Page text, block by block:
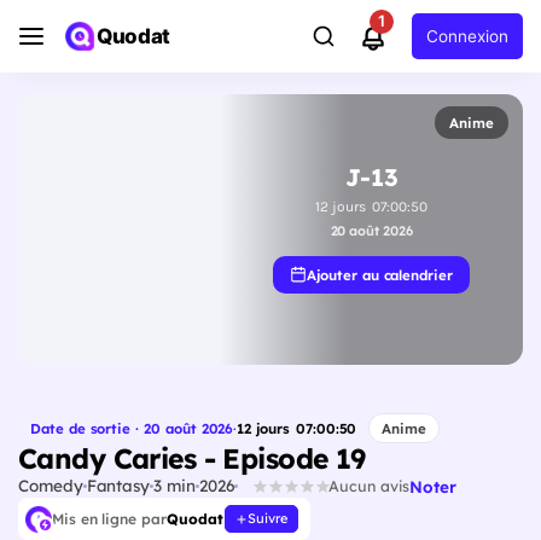
Quodat
1
Connexion
Anime
J-13
12 jours 07:00:49
20 août 2026
Ajouter au calendrier
Date de sortie · 20 août 2026·12jours 07:00:49 Anime
Candy Caries - Episode 19
ComedyFantasy3 min 2026 Aucun avisNoter
Mis en ligne parQuodat Suivre